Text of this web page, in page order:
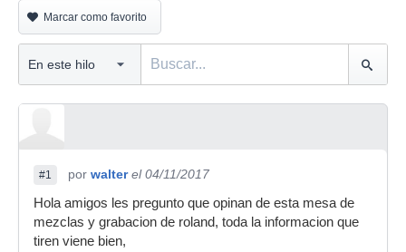
Marcar como favorito
#1 por walter el 04/11/2017
Hola amigos les pregunto que opinan de esta mesa de
mezclas y grabacion de roland, toda la informacion que
tiren viene bien,